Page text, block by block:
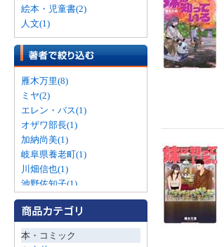
絵本・児童書(2)
人文(1)
雁木万里(8)
ミヤ(2)
エレン・バス(1)
オザワ部長(1)
加納尚美(1)
岐阜県養老町(1)
川畑信也(1)
池野佐知子(1)
河合隼雄(1)
滝田恒男(1)
飯島早苗(1)
本・コミック